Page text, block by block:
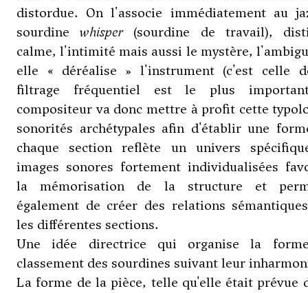
distordue. On l'associe immédiatement au
sourdinewhisper(sourdine de travail),
calme, l'intimité mais aussi le mystère,
elle « déréalise » l'instrument (c'est celle
filtrage fréquentiel est le plus
compositeur va donc mettre à profit cette
sonorités archétypales afin d'établir une
chaque section reflète un univers
images sonores fortement individualisées
la mémorisation de la structure et
également de créer des relations
les différentes sections.
Une idée directrice qui organise la
classement des sourdines suivant leur
La forme de la pièce, telle qu'elle était prévue